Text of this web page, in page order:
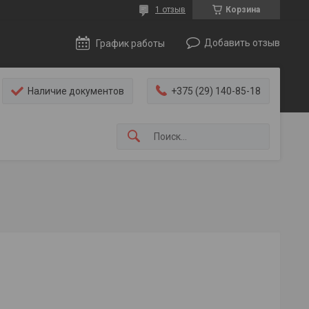
Корзина
1 отзыв
График работы Добавить отзыв
Наличие документов +375 (29) 140-85-18